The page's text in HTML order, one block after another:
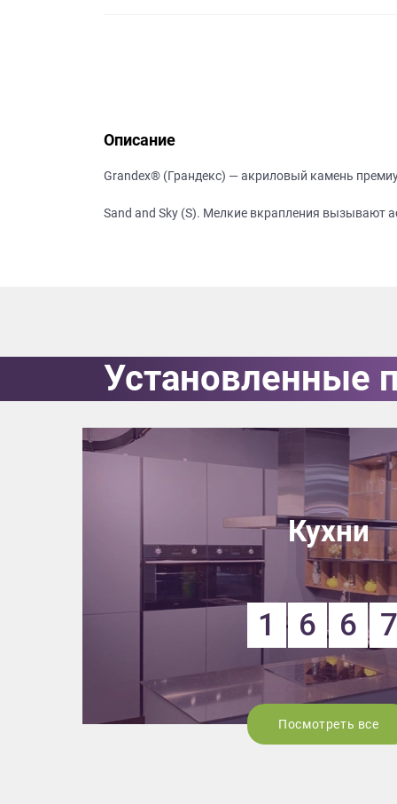
Описание
Grandex® (Грандекс) — акриловый камень
Sand and Sky (S). Мелкие вкрапления вызывают
Установленные
Кухни
1 6 6 7
Посмотреть все